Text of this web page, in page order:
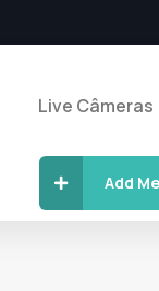
Live Câmeras
Add